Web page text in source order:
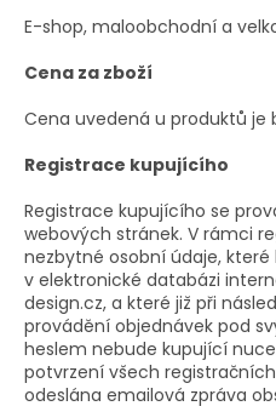
E-shop, maloobchodní a
Cena za zboží
Cena uvedená u produktů je
Registrace kupujícího
Registrace kupujícího se
webových stránek. V rámci
nezbytné osobní údaje,
v elektronické databázi
design.cz, a které již při
provádění objednávek pod
heslem nebude kupující
potvrzení všech
odeslána emailová zpráva
D
o
p
o
r
u
č
u